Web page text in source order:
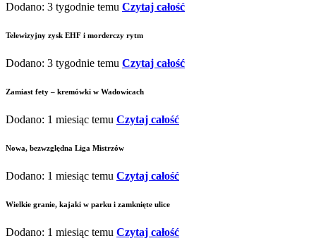
Dodano: 3 tygodnie temu Czytaj całość
Telewizyjny zysk EHF i morderczy rytm
Dodano: 3 tygodnie temu Czytaj całość
Zamiast fety – kremówki w Wadowicach
Dodano: 1 miesiąc temu Czytaj całość
Nowa, bezwzględna Liga Mistrzów
Dodano: 1 miesiąc temu Czytaj całość
Wielkie granie, kajaki w parku i zamknięte ulice
Dodano: 1 miesiąc temu Czytaj całość